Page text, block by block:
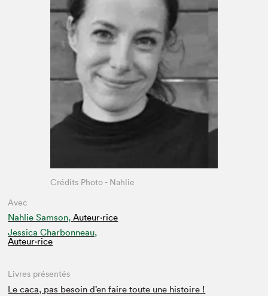
Avec
Nahlie Samson, Auteur·rice
Jessica Charbonneau,
Auteur·rice
Crédits Photo - Nahlie
Livres présentés
Le caca, pas besoin d’en faire toute une histoire !